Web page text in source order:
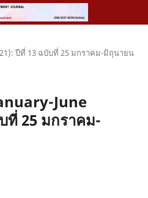
ปีที่ 13 ฉบับที่ 25 มกราคม-มิถุนายน
June
ที่ 25 มกราคม-